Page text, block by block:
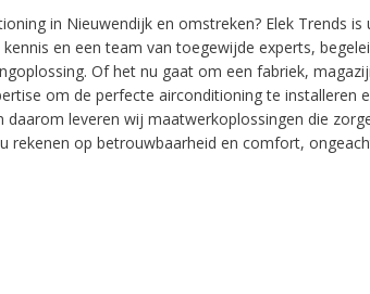
in Nieuwendijk en omstreken? Elek Trends
en een team van toegewijde experts,
Of het nu gaat om een fabriek,
om de perfecte airconditioning te installeren
daarom leveren wij maatwerkoplossingen die
rekenen op betrouwbaarheid en comfort,